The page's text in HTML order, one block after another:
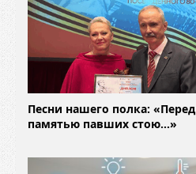
Песни нашего полка: «Перед
памятью павших стою…»